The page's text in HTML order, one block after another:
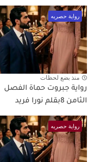
رواية حصريه
منذ بضع لحظات
رواية جبروت حماة الفصل
الثامن 8بقلم نورا فريد
رواية حصريه